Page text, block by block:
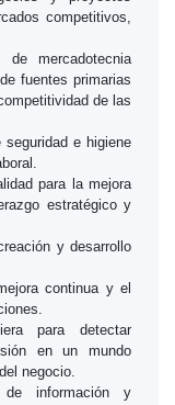
competitivos,
de mercadotecnia
fuentes primarias
de las
seguridad e higiene
para la mejora
estratégico y
y desarrollo
continua y el
para detectar
en un mundo
negocio.
información y